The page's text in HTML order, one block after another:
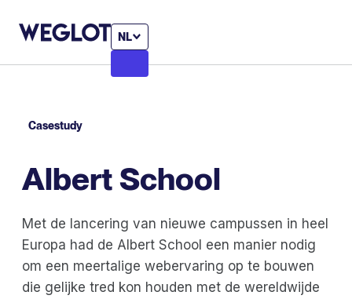
NL
Casestudy
Albert School
Met de lancering van nieuwe campussen in heel
Europa had de Albert School een manier nodig
om een meertalige webervaring op te bouwen
die gelijke tred kon houden met de wereldwijde